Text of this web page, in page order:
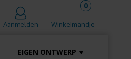
Aanmelden Winkelmandje
0
EIGEN ONTWERP